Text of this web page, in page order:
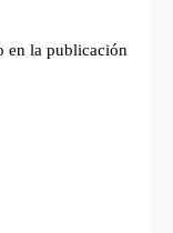
en la publicación